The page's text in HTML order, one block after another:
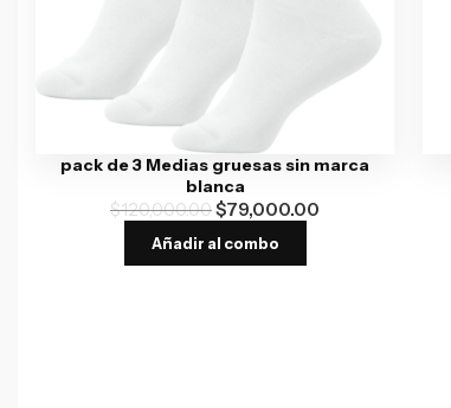
pack de 3 Medias gruesas sin marca
blanca
$120,000.00$79,000.00
Añadir al combo